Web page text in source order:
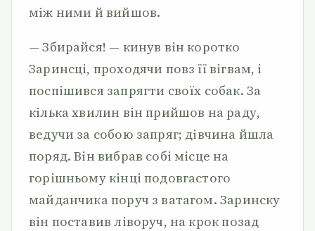
між ними й вийшов.
— Збирайся! — кинув він коротко
Заринсці, проходячи повз її вігвам, і
поспішився запрягти своїх собак. За
кілька хвилин він прийшов на раду,
ведучи за собою запряг; дівчина йшла
поряд. Він вибрав собі місце на
горішньому кінці подовгастого
майданчика поруч з ватагом. Заринску
він поставив ліворуч, на крок позад